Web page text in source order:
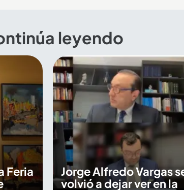
leyendo
Feria
Jorge Alfredo Vargas
volvió a dejar ver en la